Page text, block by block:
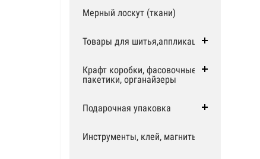
Мерный лоскут (ткани)
Товары для шитья,аппликации
Крафт коробки, фасовочные
пакетики, органайзеры
Подарочная упаковка
Инструменты, клей, магниты